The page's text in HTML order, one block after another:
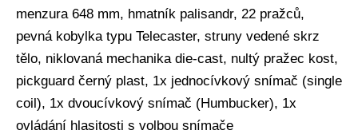
menzura 648 mm, hmatník palisandr, 22 pražců,
pevná kobylka typu Telecaster, struny vedené skrz
tělo, niklovaná mechanika die-cast, nultý pražec kost,
pickguard černý plast, 1x jednocívkový snímač (single
coil), 1x dvoucívkový snímač (Humbucker), 1x
ovládání hlasitosti s volbou snímače